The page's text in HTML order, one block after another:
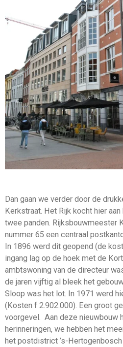
Dan gaan we verder door de
Kerkstraat. Het Rijk kocht hier
twee panden. Rijksbouwmeester
nummer 65 een centraal
In 1896 werd dit geopend (de
ingang lag op de hoek met de
ambtswoning van de directeur
de jaren vijftig al bleek het
Sloop was het lot. In 1971 werd
(Kosten f 2.902.000). Een groot
voorgevel. Aan deze nieuwbouw
herinneringen, we hebben het
het postdistrict ’s-